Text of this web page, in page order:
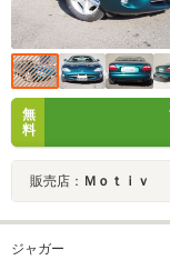
無
料
販売店： Ｍｏｔｉｖ
ジャガー